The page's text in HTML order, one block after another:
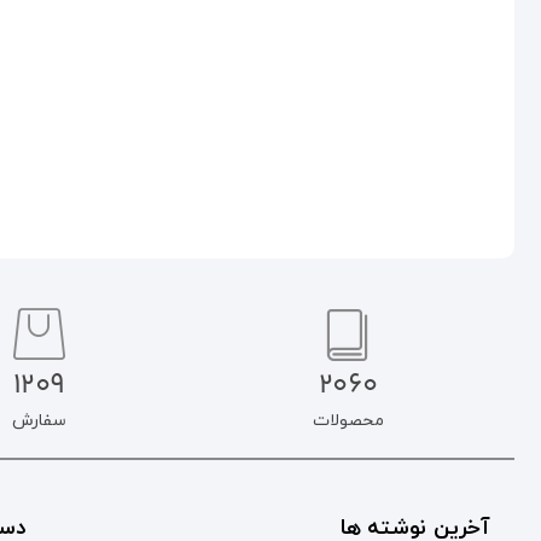
2060
محصولات
1209
سفارش
آخرین نوشته ها